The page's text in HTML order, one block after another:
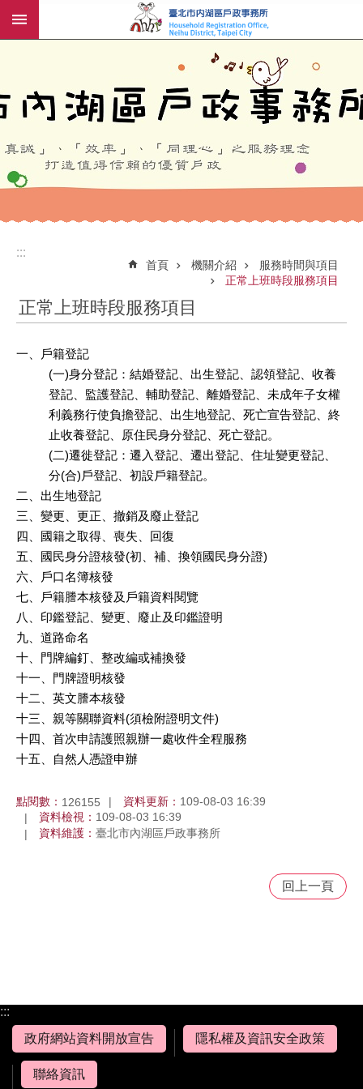
跳到主要內容區塊
:::
:::
首頁 機關介紹
服務時間與項目
正常上班時段服務項目
正常上班時段服務項目
一、戶籍登記
(一)身分登記：結婚登記、出生登記、認領登記、收養
登記、監護登記、輔助登記、離婚登記、未成年子女權
利義務行使負擔登記、出生地登記、死亡宣告登記、終
止收養登記、原住民身分登記、死亡登記。
(二)遷徙登記：遷入登記、遷出登記、住址變更登記、
分(合)戶登記、初設戶籍登記。
二、出生地登記
三、變更、更正、撤銷及廢止登記
四、國籍之取得、喪失、回復
五、國民身分證核發(初、補、換領國民身分證)
六、戶口名簿核發
七、戶籍謄本核發及戶籍資料閱覽
八、印鑑登記、變更、廢止及印鑑證明
九、道路命名
十、門牌編釘、整改編或補換發
十一、門牌證明核發
十二、英文謄本核發
十三、親等關聯資料(須檢附證明文件)
十四、首次申請護照親辦一處收件全程服務
十五、自然人憑證申辦
點閱數： 126155 資料更新： 109-08-03 16:39
資料檢視： 109-08-03 16:39
資料維護： 臺北市內湖區戶政事務所
回上一頁
:::
政府網站資料開放宣告
隱私權及資訊安全政策
聯絡資訊